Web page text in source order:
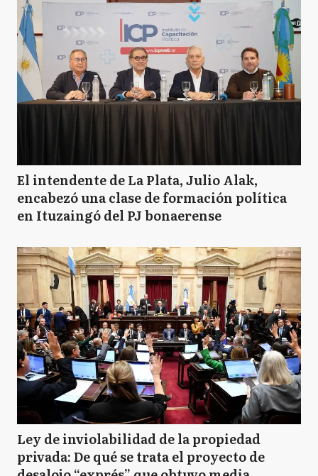
El intendente de La Plata, Julio Alak,
encabezó una clase de formación política
en Ituzaingó del PJ bonaerense
Ley de inviolabilidad de la propiedad
privada: De qué se trata el proyecto de